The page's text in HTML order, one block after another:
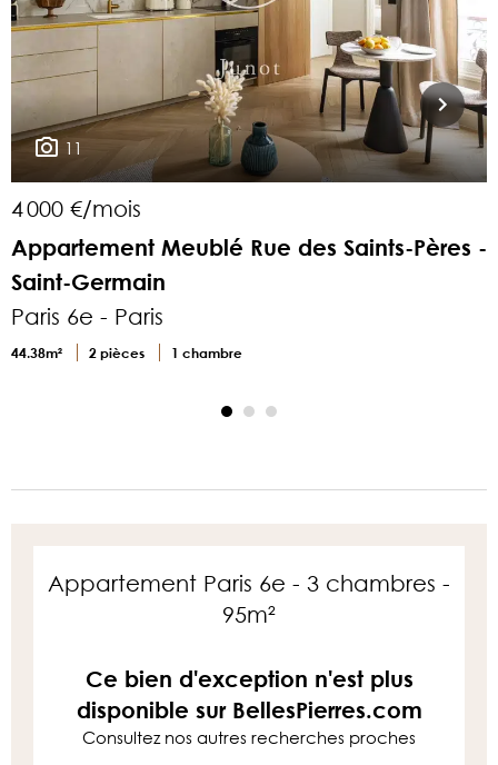
11
4 000 €/mois
Appartement Meublé Rue des Saints-Pères -
Saint-Germain
Paris 6e - Paris
44.38m² 2 pièces 1 chambre
Appartement Paris 6e - 3 chambres -
95m²
Ce bien d'exception n'est plus
disponible sur BellesPierres.com
Consultez nos autres recherches proches